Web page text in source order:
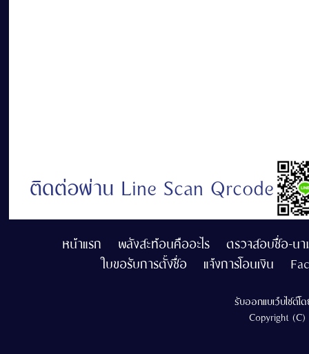
ติดต่อผ่าน Line Scan Qrcode
หน้าแรก พลังสะท้อนคืออะไร
ตรวจสอบชื่อ-น
ใบขอรับการตั้งชื่อ
แจ้งการโอนเงิน
รับออกแบเว็บไซต์โ
Copyright